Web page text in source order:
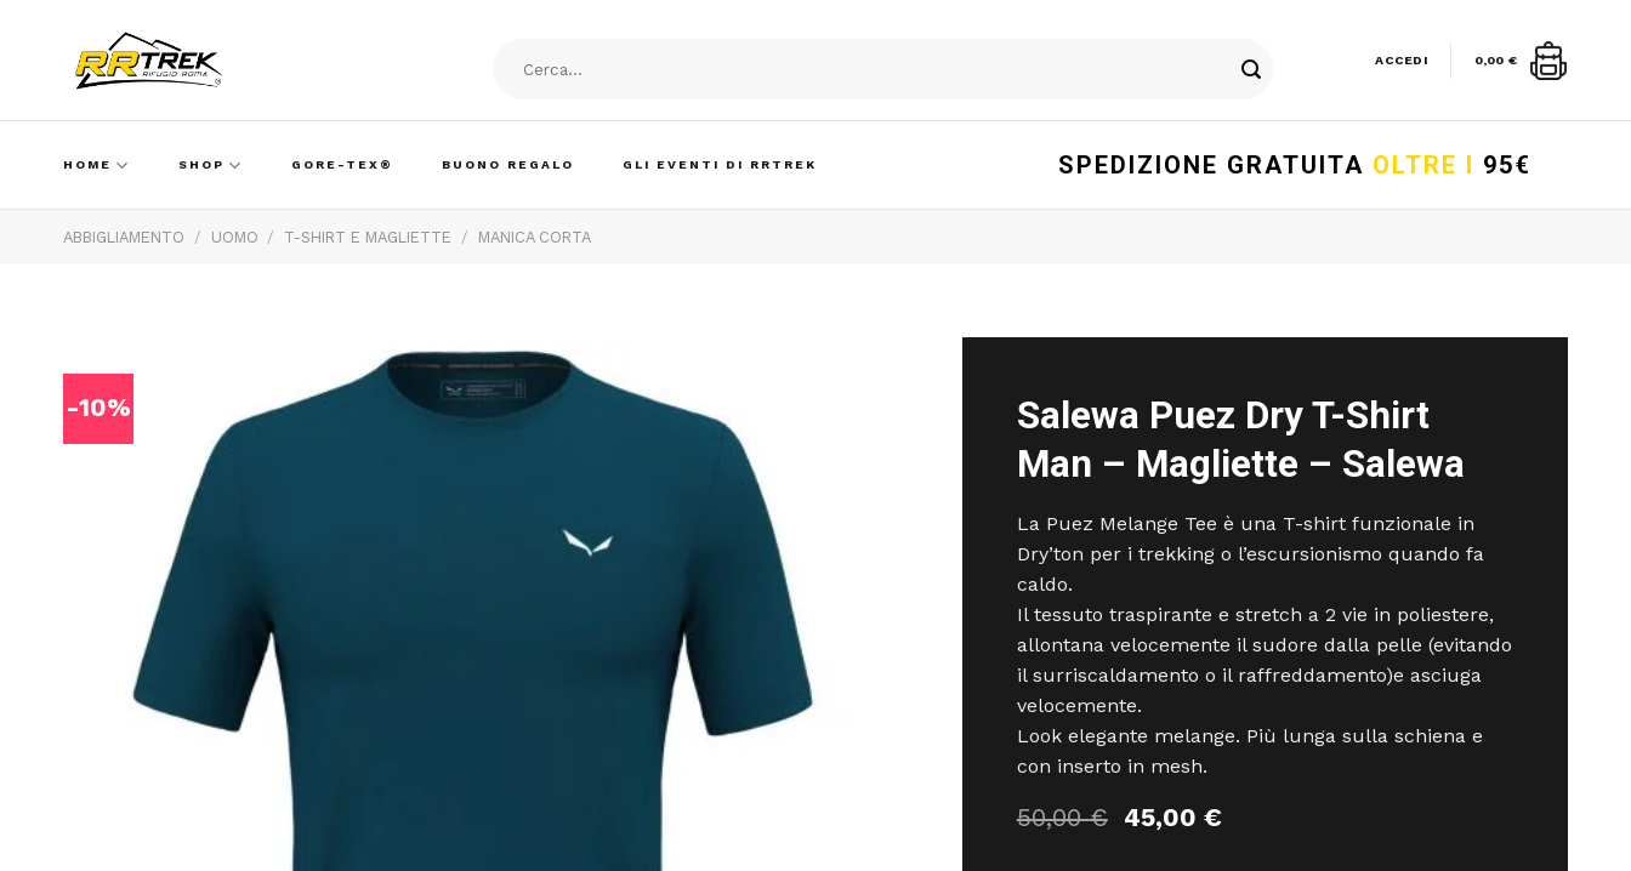
ACCEDI 0,00 €
HOME SHOP GORE-TEX® BUONO REGALO GLI EVENTI DI RRTREK SPEDIZIONE GRATUITA OLTRE I 95€
ABBIGLIAMENTO / UOMO / T-SHIRT E MAGLIETTE / MANICA CORTA
-10%
Salewa Puez Dry T-Shirt
Man – Magliette – Salewa
La Puez Melange Tee è una T-shirt funzionale in
Dry’ton per i trekking o l’escursionismo quando fa
caldo.
Il tessuto traspirante e stretch a 2 vie in poliestere,
allontana velocemente il sudore dalla pelle (evitando
il surriscaldamento o il raffreddamento)e asciuga
velocemente.
Look elegante melange. Più lunga sulla schiena e
con inserto in mesh.
50,00€ Il
prezzo
45,00 €Il